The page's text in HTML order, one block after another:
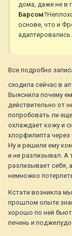
дома, даже не в
Барсом
основе, что и
адаптировались.
Все подробно
сходила сейчас в
Выяснила почему
действительно от
попробовать ли
охлаждает кожу и
хлорфилипта через
Ну и решили ему
и не разлизывал. А
разлизывает себя,
немножко
Кстати возникла
прошлом опыте
хорошо по ней
печень и